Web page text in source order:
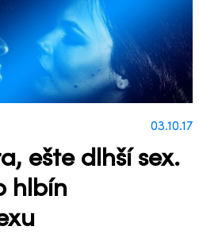
03.10.17
ešte dlhší sex.
hlbín